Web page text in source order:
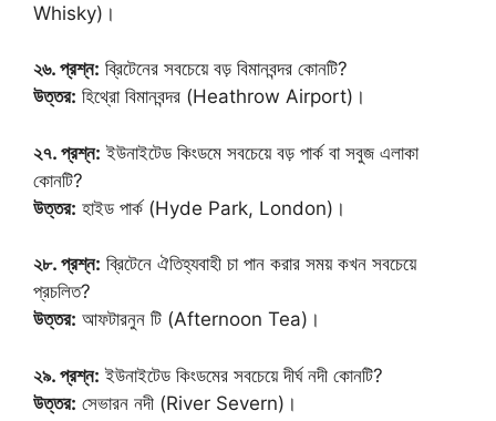
Whisky)।
২৬. প্রশ্ন: ব্রিটেনের সবচেয়ে বড় বিমানবন্দর কোনটি?
উত্তর: হিথ্রো বিমানবন্দর (Heathrow Airport)।
২৭. প্রশ্ন: ইউনাইটেড কিংডমে সবচেয়ে বড় পার্ক বা সবুজ এলাকা
কোনটি?
উত্তর: হাইড পার্ক (Hyde Park, London)।
২৮. প্রশ্ন: ব্রিটেনে ঐতিহ্যবাহী চা পান করার সময় কখন সবচেয়ে
প্রচলিত?
উত্তর: আফটারনুন টি (Afternoon Tea)।
২৯. প্রশ্ন: ইউনাইটেড কিংডমের সবচেয়ে দীর্ঘ নদী কোনটি?
উত্তর: সেভারন নদী (River Severn)।